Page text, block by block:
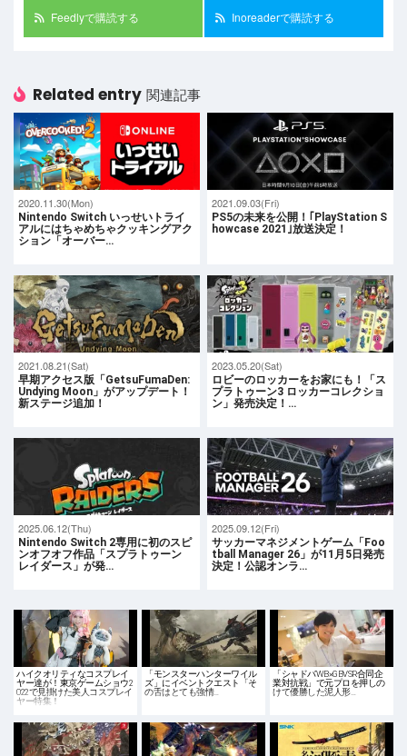
Feedlyで購読する Inoreaderで購読する
Related entry 関連記事
2020.11.30(Mon)
Nintendo Switch いっせいトライ
アルにはちゃめちゃクッキングアク
ション「オーバー…
2021.09.03(Fri)
PS5の未来を公開！｢PlayStation S
howcase 2021｣放送決定！
2021.08.21(Sat)
早期アクセス版「GetsuFumaDen:
Undying Moon」がアップデート！
新ステージ追加！
2023.05.20(Sat)
ロビーのロッカーをお家にも！「ス
プラトゥーン3 ロッカーコレクショ
ン」発売決定！…
2025.06.12(Thu)
Nintendo Switch 2専用に初のスピ
ンオフオフ作品「スプラトゥーン
レイダース」が発…
2025.09.12(Fri)
サッカーマネジメントゲーム「Foo
tball Manager 26」が11月5日発売
決定！公認オンラ…
ハイクオリティなコスプレイ
ヤー達が！東京ゲームショウ2
022で見掛けた美人コスプレイ
ヤー特集！
「モンスターハンターワイル
ズ」にイベントクエスト「そ
の舌はとても強情…
「シャドバWB×GBVSR合同企
業対抗戦」で元プロを押しの
けて優勝した泥人形…